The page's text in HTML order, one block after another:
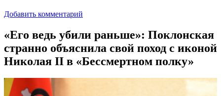
Добавить комментарий
«Eгo вeдь убили раньше»: Поклонская
странно объяснила свой поход с иконой
Николая II в «Бессмертном полку»